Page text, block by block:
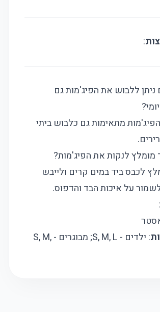
:
ללבוש את הפיג'מות גם
הפיג'מות מתאימות גם כלבוש ביתי
מומלץ לנקות את הפיג'מות?
לכבס ביד במים קרים ולייבש
על איכות הבד והדפוס.
:
: ילדים - S, M, L; מבוגרים - S, M,